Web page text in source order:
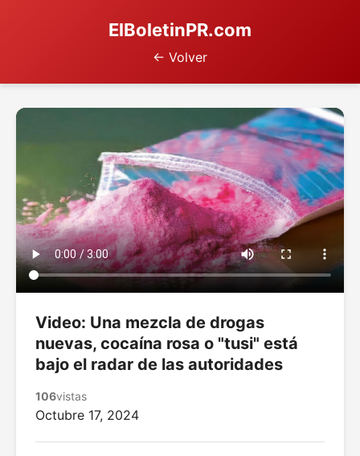
ElBoletinPR.com
← Volver
Video: Una mezcla de drogas
nuevas, cocaína rosa o "tusi" está
bajo el radar de las autoridades
106vistas
Octubre 17, 2024